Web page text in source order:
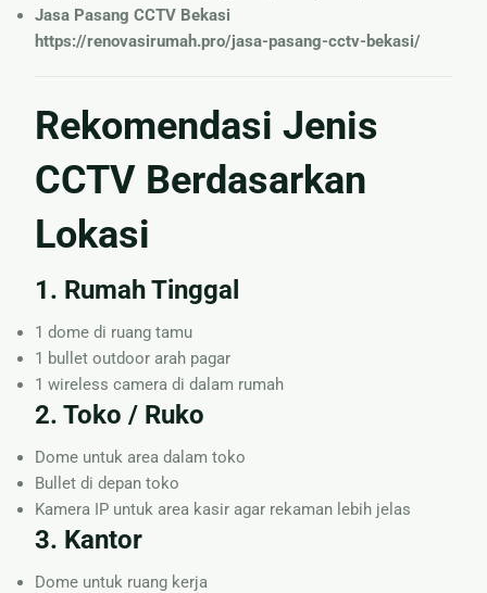
Jasa Pasang CCTV Bekasi
https://renovasirumah.pro/jasa-pasang-cctv-bekasi/
Rekomendasi Jenis
CCTV Berdasarkan
Lokasi
1. Rumah Tinggal
1 dome di ruang tamu
1 bullet outdoor arah pagar
1 wireless camera di dalam rumah
2. Toko / Ruko
Dome untuk area dalam toko
Bullet di depan toko
Kamera IP untuk area kasir agar rekaman lebih jelas
3. Kantor
Dome untuk ruang kerja